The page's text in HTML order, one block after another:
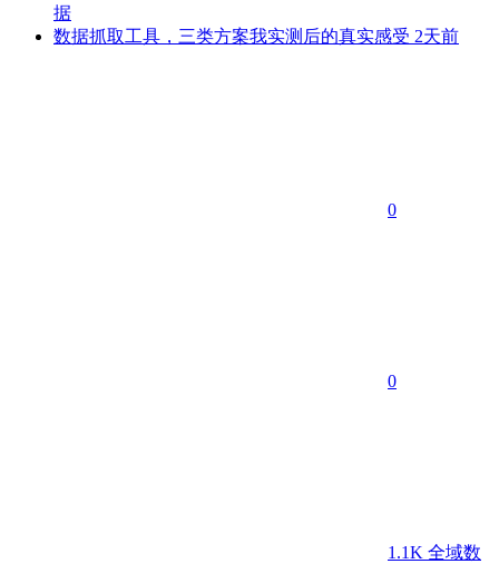
据
数据抓取工具，三类方案我实测后的真实感受 2天前
0
0
1.1K 全域数